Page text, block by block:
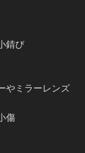
錆び
やミラーレンズ
傷